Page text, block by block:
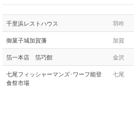
千里浜レストハウス 羽咋
御菓子城加賀藩 加賀
箔一本店 箔巧館 金沢
七尾フィッシャーマンズ･ワーフ能登
食祭市場
七尾